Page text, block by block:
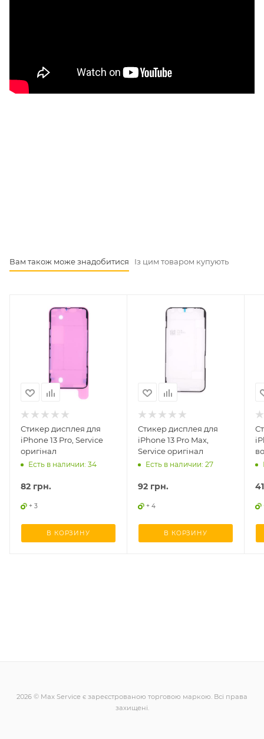
Вам також може знадобитися Із цим товаром купують
Стикер дисплея для
iPhone 13 Pro, Service
оригінал
Есть в наличии: 34
82 грн.
+ 3
В КОРЗИНУ
Стикер дисплея для
iPhone 13 Pro Max,
Service оригінал
Есть в наличии: 27
92 грн.
+ 4
В КОРЗИНУ
41
2026 © Max Service є зареєстрованою торговою маркою. Всі права
захищені.